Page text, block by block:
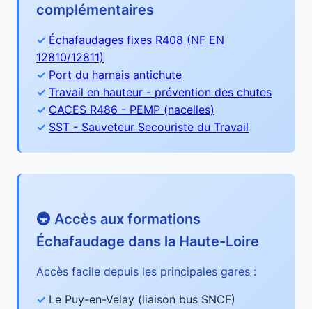
complémentaires
Échafaudages fixes R408 (NF EN
12810/12811)
Port du harnais antichute
Travail en hauteur - prévention des chutes
CACES R486 - PEMP (nacelles)
SST - Sauveteur Secouriste du Travail
🚇 Accès aux formations
Échafaudage dans la Haute-Loire
Accès facile depuis les principales gares :
Le Puy-en-Velay (liaison bus SNCF)